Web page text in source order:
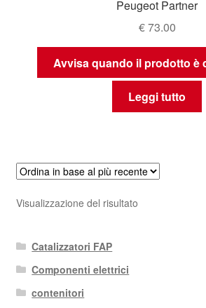
Peugeot Partner
€73.00
Avvisa quando il prodotto è
Leggi tutto
Visualizzazione del risultato
Catalizzatori FAP
Componenti elettrici
contenitori